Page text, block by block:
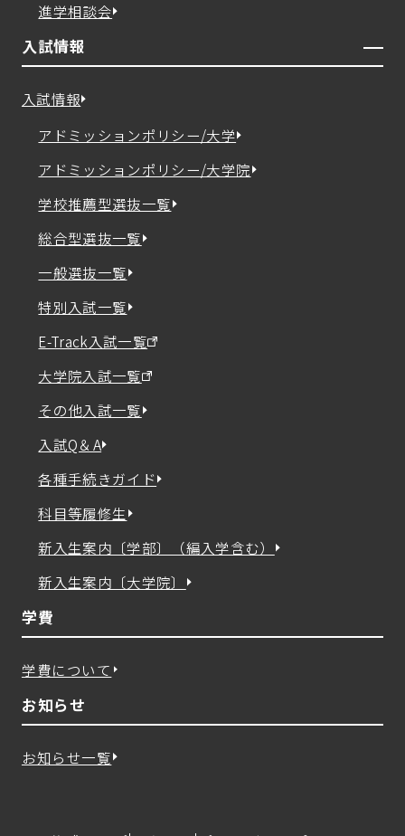
学費
学費について
進学相談会
入試情報
入試情報
アドミッションポリシー/大学
アドミッションポリシー/大学院
学校推薦型選抜一覧
総合型選抜一覧
一般選抜一覧
特別入試一覧
E-Track入試一覧
大学院入試一覧
その他入試一覧
入試Q＆A
各種手続きガイド
科目等履修生
新入生案内〔学部〕（編入学含む）
新入生案内〔大学院〕
お知らせ
お知らせ一覧